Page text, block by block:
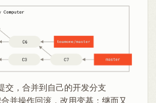
，合并到自己的开发分支
并操作回滚，改用变基；继而又